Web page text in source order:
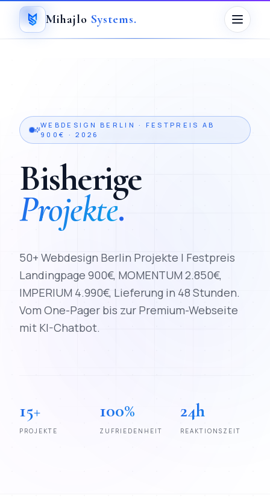
Mihajlo Systems.
WEBDESIGN BERLIN · FESTPREIS AB
900€ · 2026
Bisherige
Projekte.
50+ Webdesign Berlin Projekte | Festpreis
Landingpage 900€, MOMENTUM 2.850€,
IMPERIUM 4.990€, Lieferung in 48 Stunden.
Vom One-Pager bis zur Premium-Webseite
mit KI-Chatbot.
15+
PROJEKTE
100%
ZUFRIEDENHEIT
24h
REAKTIONSZEIT